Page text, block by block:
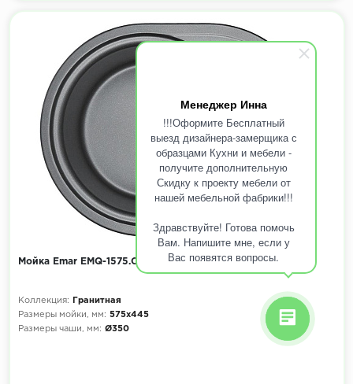
Менеджер Инна
!!!Оформите Бесплатный
выезд дизайнера-замерщика с
образцами Кухни и мебели -
получите дополнительную
Скидку к проекту мебели от
нашей мебельной фабрики!!!
Здравствуйте! Готова помочь
Вам. Напишите мне, если у
Вас появятся вопросы.
Мойка Emar EMQ-1575.C, Оникс
Коллекция:
Гранитная
Размеры мойки, мм: 575х445
Размеры чаши, мм: Ø350